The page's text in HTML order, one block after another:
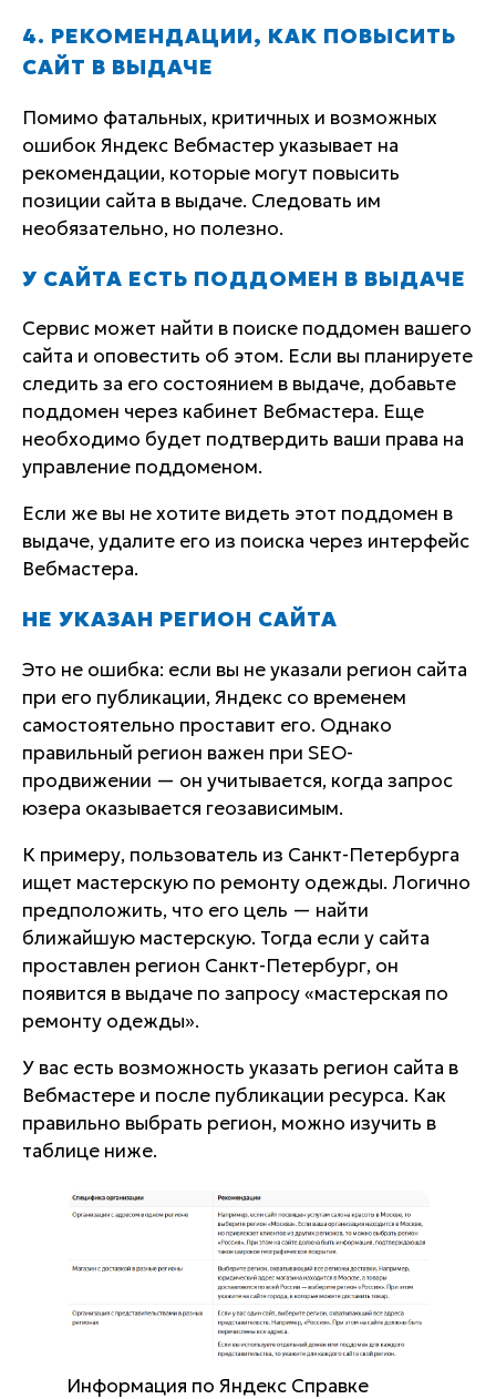
4. РЕКОМЕНДАЦИИ, КАК ПОВЫСИТЬ
САЙТ В ВЫДАЧЕ
Помимо фатальных, критичных и возможных
ошибок Яндекс Вебмастер указывает на
рекомендации, которые могут повысить
позиции сайта в выдаче. Следовать им
необязательно, но полезно.
У САЙТА ЕСТЬ ПОДДОМЕН В ВЫДАЧЕ
Сервис может найти в поиске поддомен вашего
сайта и оповестить об этом. Если вы планируете
следить за его состоянием в выдаче, добавьте
поддомен через кабинет Вебмастера. Еще
необходимо будет подтвердить ваши права на
управление поддоменом.
Если же вы не хотите видеть этот поддомен в
выдаче, удалите его из поиска через интерфейс
Вебмастера.
НЕ УКАЗАН РЕГИОН САЙТА
Это не ошибка: если вы не указали регион сайта
при его публикации, Яндекс со временем
самостоятельно проставит его. Однако
правильный регион важен при SEO-
продвижении — он учитывается, когда запрос
юзера оказывается геозависимым.
К примеру, пользователь из Санкт-Петербурга
ищет мастерскую по ремонту одежды. Логично
предположить, что его цель — найти
ближайшую мастерскую. Тогда если у сайта
проставлен регион Санкт-Петербург, он
появится в выдаче по запросу «мастерская по
ремонту одежды».
У вас есть возможность указать регион сайта в
Вебмастере и после публикации ресурса. Как
правильно выбрать регион, можно изучить в
таблице ниже.
Информация по Яндекс Справке